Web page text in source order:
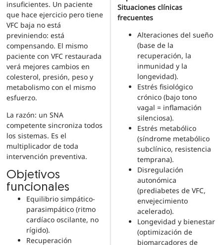
insuficientes. Un paciente
que hace ejercicio pero tiene
VFC baja no está
previniendo: está
compensando. El mismo
paciente con VFC restaurada
verá mejores cambios en
colesterol, presión, peso y
metabolismo con el mismo
esfuerzo.
La razón: un SNA
competente sincroniza todos
los sistemas. Es el
multiplicador de toda
intervención preventiva.
Objetivos
funcionales
Equilibrio simpático-
parasimpático (ritmo
cardíaco oscilante, no
rígido).
Recuperación
Situaciones clínicas
frecuentes
Alteraciones del sueño
(base de la
recuperación, la
inmunidad y la
longevidad).
Estrés fisiológico
crónico (bajo tono
vagal = inflamación
silenciosa).
Estrés metabólico
(síndrome metabólico
subclínico, resistencia
temprana).
Disregulación
autonómica
(prediabetes de VFC,
envejecimiento
acelerado).
Longevidad y bienestar
(optimización de
biomarcadores de